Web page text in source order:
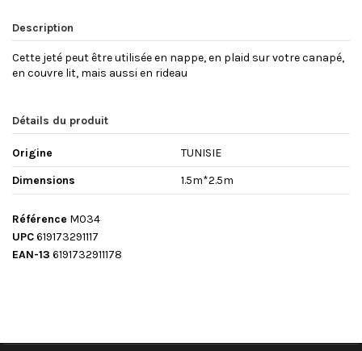
Description
Cette jeté peut être utilisée en nappe, en plaid sur votre canapé,
en couvre lit, mais aussi en rideau
Détails du produit
Origine
TUNISIE
Dimensions
1.5m*2.5m
Référence M034
UPC619173291117
EAN-13 6191732911178